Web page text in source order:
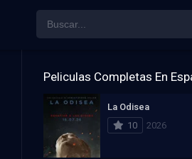
Peliculas Completas En
La Odisea
10
2026